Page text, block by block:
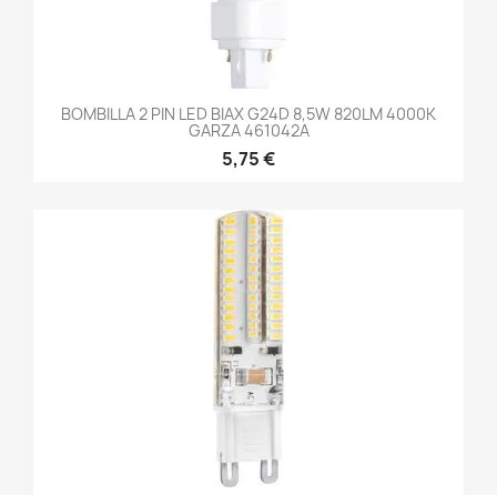
BOMBILLA 2 PIN LED BIAX G24D 8,5W 820LM 4000K
GARZA 461042A
5,75 €